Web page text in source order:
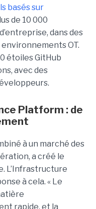
basés sur
de 10 000
dans des
OT.
étoiles GitHub
avec des
Platform : de
à un marché des
a créé le
L’Infrastructure
à cela. « Le
rapide, et la